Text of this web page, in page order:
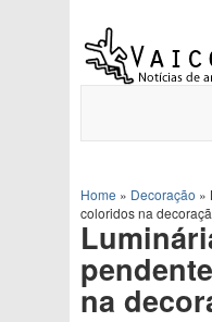
Home » Decoração »
coloridos na
na